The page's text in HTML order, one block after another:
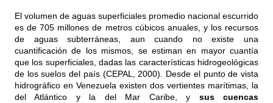
El volumen de aguas superficiales promedio nacional escurrido
es de 705 millones de metros cúbicos anuales, y los recursos
de aguas subterráneas, aun cuando no existe una
cuantificación de los mismos, se estiman en mayor cuantía
que los superficiales, dadas las características hidrogeológicas
de los suelos del país (CEPAL, 2000). Desde el punto de vista
hidrográfico en Venezuela existen dos vertientes marítimas, la
del Atlántico y la del Mar Caribe, y sus cuencas